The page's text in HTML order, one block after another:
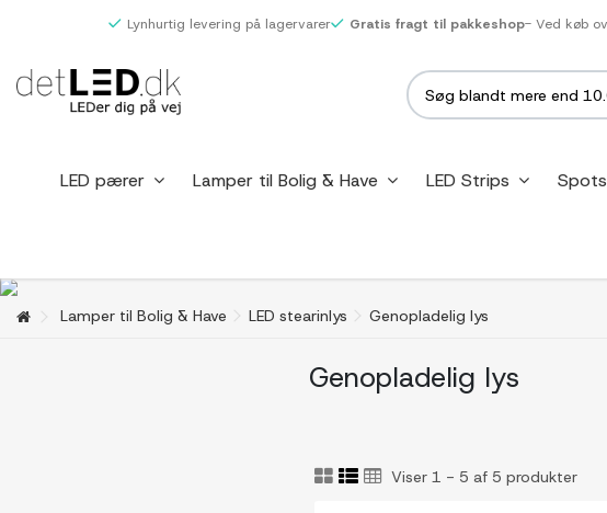
Lynhurtig levering på lagervarer Gratis fragt til pakkeshop- Ved køb
LED pærer Lamper til Bolig & Have LED Strips Spots
Lamper til Bolig & Have LED stearinlys Genopladelig lys
Genopladelig lys
Viser 1 - 5 af 5 produkter